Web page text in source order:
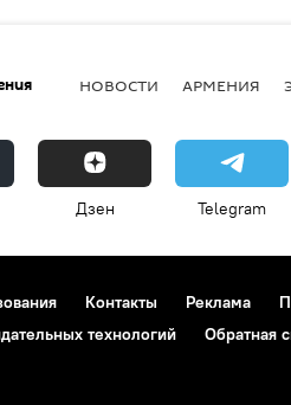
НОВОСТИ АРМЕНИЯ
Дзен Telegram
Контакты Реклама
технологий
Обратная